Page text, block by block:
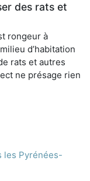
des rats et
rongeur à
d’habitation
rats et autres
ne présage rien
les Pyrénées-